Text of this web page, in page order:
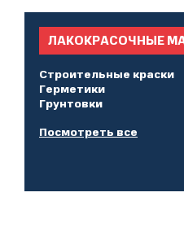
ЛАКОКРАСОЧНЫЕ
Строительные краски
Герметики
Грунтовки
Посмотреть все